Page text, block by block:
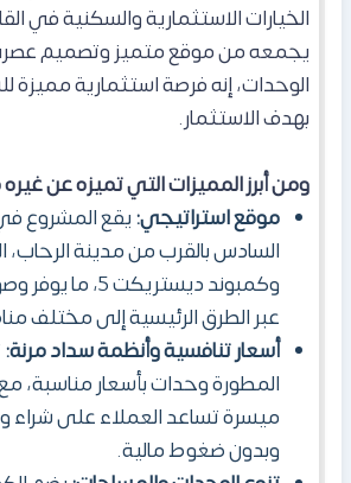
الخيارات الاستثمارية والسكنية في
يجمعه من موقع متميز وتصميم
الوحدات، إنه فرصة استثمارية مميزة
بهدف الاستثمار.
ومن أبرز المميزات التي تميزه عن
موقع استراتيجي:يقع المشروع
السادس بالقرب من مدينة الرحاب،
وكمبوند ديستريكت
عبر الطرق الرئيسية إلى مختلف
أسعار تنافسية وأنظمة سداد مرنة:
المطورة وحدات بأسعار
ميسرة تساعد العملاء على شراء
وبدون ضغوط مالية.